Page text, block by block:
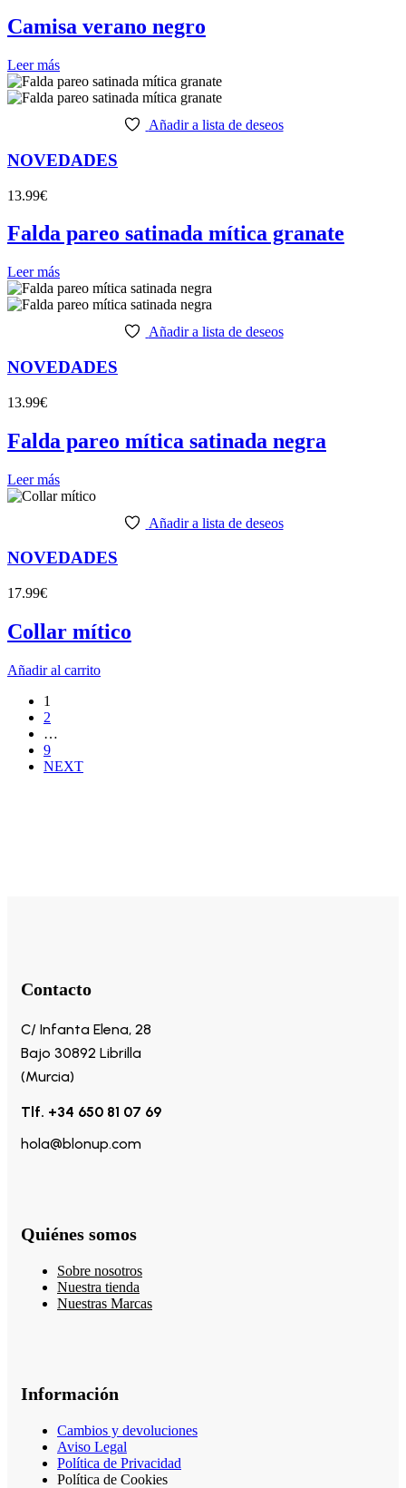
Camisa verano negro
Leer más
Añadir a lista de deseos
NOVEDADES
13.99€
Falda pareo satinada mítica granate
Leer más
Añadir a lista de deseos
NOVEDADES
13.99€
Falda pareo mítica satinada negra
Leer más
Añadir a lista de deseos
NOVEDADES
17.99€
Collar mítico
Añadir al carrito
1
2
…
9
NEXT
Contacto
C/ Infanta Elena, 28
Bajo 30892 Librilla
(Murcia)
Tlf. +34 650 81 07 69
hola@blonup.com
Quiénes somos
Sobre nosotros
Nuestra tienda
Nuestras Marcas
Información
Cambios y devoluciones
Aviso Legal
Política de Privacidad
Política de Cookies